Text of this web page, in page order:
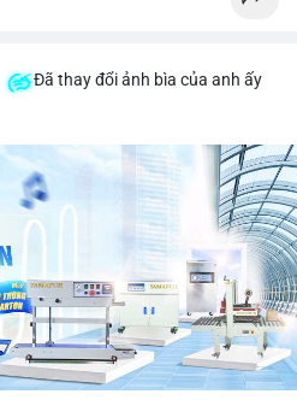
Đã thay đổi ảnh bìa của anh ấy